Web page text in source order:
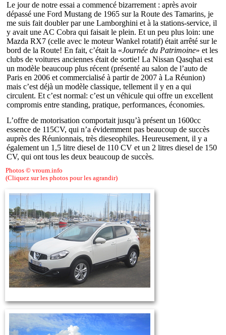
Le jour de notre essai a commencé bizarrement : après avoir
dépassé une Ford Mustang de 1965 sur la Route des Tamarins, je
me suis fait doubler par une Lamborghini et à la stations-service, il
y avait une AC Cobra qui faisait le plein. Et un peu plus loin: une
Mazda RX7 (celle avec le moteur Wankel rotatif) était arrêté sur le
bord de la Route! En fait, c’était la «Journée du Patrimoine» et les
clubs de voitures anciennes était de sortie! La Nissan Qasqhai est
un modèle beaucoup plus récent (présenté au salon de l’auto de
Paris en 2006 et commercialisé à partir de 2007 à La Réunion)
mais c’est déjà un modèle classique, tellement il y en a qui
circulent. Et c’est normal: c’est un véhicule qui offre un excellent
compromis entre standing, pratique, performances, économies.
L’offre de motorisation comportait jusqu’à présent un 1600cc
essence de 115CV, qui n’a évidemment pas beaucoup de succès
auprès des Réunionnais, très dieseophiles. Heureusement, il y a
également un 1,5 litre diesel de 110 CV et un 2 litres diesel de 150
CV, qui ont tous les deux beaucoup de succès.
Photos © vroum.info
(Cliquez sur les photos pour les agrandir)